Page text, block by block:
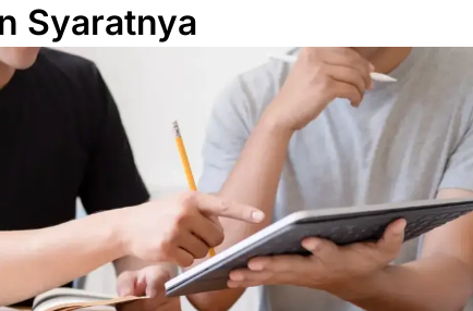
Syaratnya